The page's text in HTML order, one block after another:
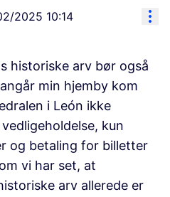
2025 10:14
historiske arv bør også
min hjemby kom
i León ikke
kun
og betaling for billetter
vi har set, at
arv allerede er